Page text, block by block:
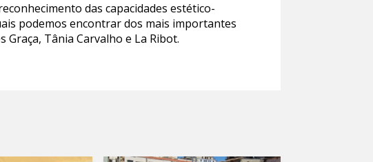
das capacidades estético-
podemos encontrar dos mais importantes
Tânia Carvalho e La Ribot.